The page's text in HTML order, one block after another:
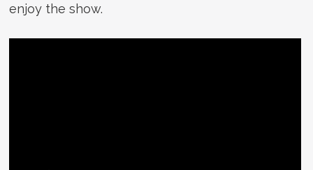
enjoy the show.